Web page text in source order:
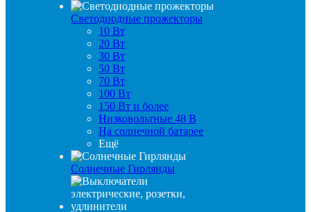
Светодиодные прожекторы
10 Вт
20 Вт
30 Вт
50 Вт
70 Вт
100 Вт
150 Вт и более
Низковольтные 48 В
На солнечной батарее
Ещё
Солнечные Гирлянды